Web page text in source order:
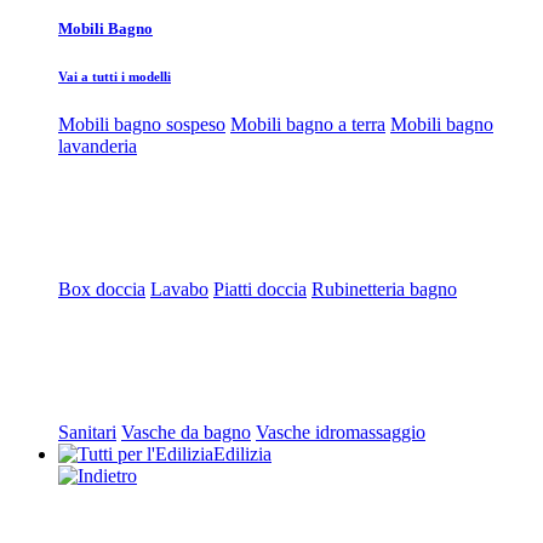
Mobili Bagno
Vai a tutti i modelli
Mobili bagno sospeso Mobili bagno a terra Mobili bagno
lavanderia
Box doccia Lavabo Piatti doccia Rubinetteria bagno
Sanitari Vasche da bagno Vasche idromassaggio
Edilizia